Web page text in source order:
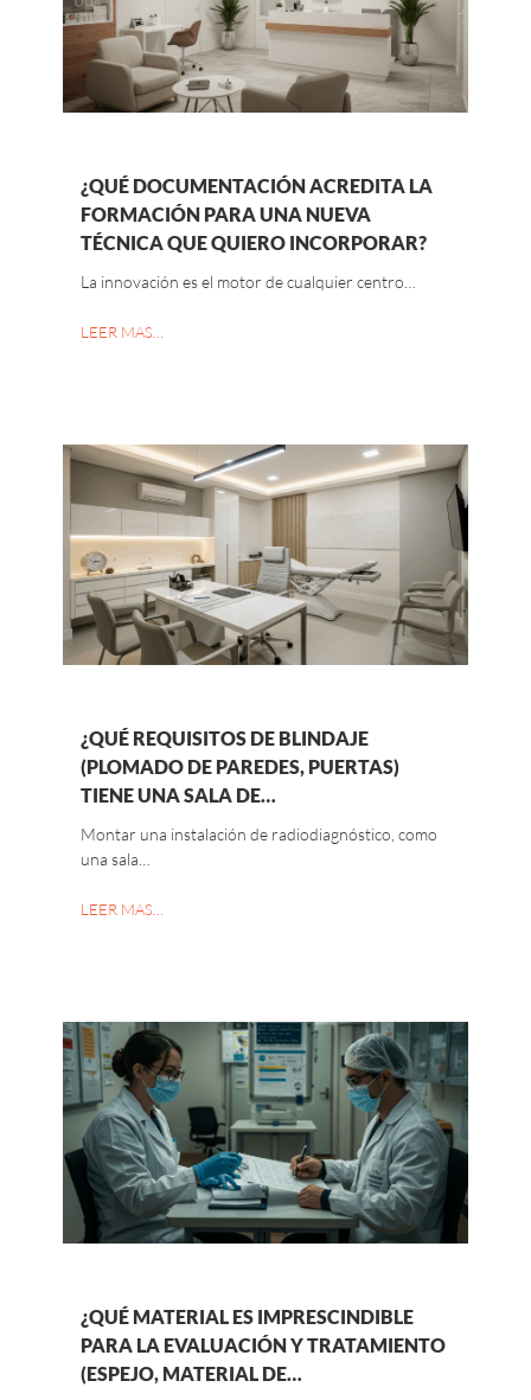
¿QUÉ DOCUMENTACIÓN ACREDITA LA
FORMACIÓN PARA UNA NUEVA
TÉCNICA QUE QUIERO INCORPORAR?
La innovación es el motor de cualquier centro…
LEER MAS…
¿QUÉ REQUISITOS DE BLINDAJE
(PLOMADO DE PAREDES, PUERTAS)
TIENE UNA SALA DE…
Montar una instalación de radiodiagnóstico, como
una sala…
LEER MAS…
¿QUÉ MATERIAL ES IMPRESCINDIBLE
PARA LA EVALUACIÓN Y TRATAMIENTO
(ESPEJO, MATERIAL DE…